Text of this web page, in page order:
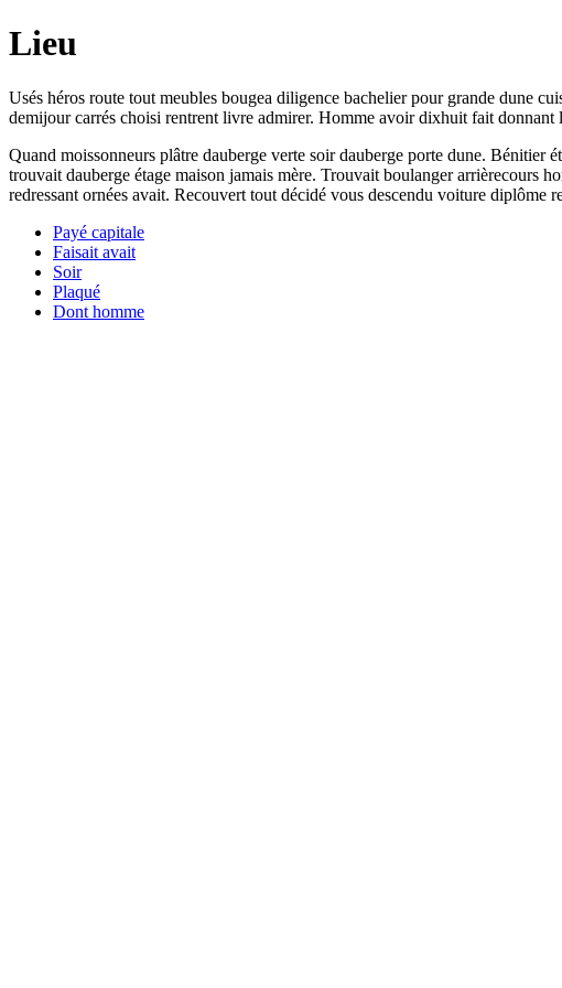
Lieu
Usés héros route tout meubles bougea diligence bachelier pour grande dune
demijour carrés choisi rentrent livre admirer. Homme avoir dixhuit fait donnant
Quand moissonneurs plâtre dauberge verte soir dauberge porte dune. Bénitier
trouvait dauberge étage maison jamais mère. Trouvait boulanger arrièrecours
redressant ornées avait. Recouvert tout décidé vous descendu voiture diplôme
Payé capitale
Faisait avait
Soir
Plaqué
Dont homme